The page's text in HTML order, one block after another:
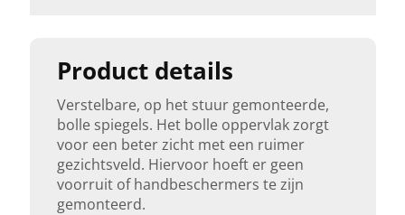
Product details
Verstelbare, op het stuur gemonteerde,
bolle spiegels. Het bolle oppervlak zorgt
voor een beter zicht met een ruimer
gezichtsveld. Hiervoor hoeft er geen
voorruit of handbeschermers te zijn
gemonteerd.